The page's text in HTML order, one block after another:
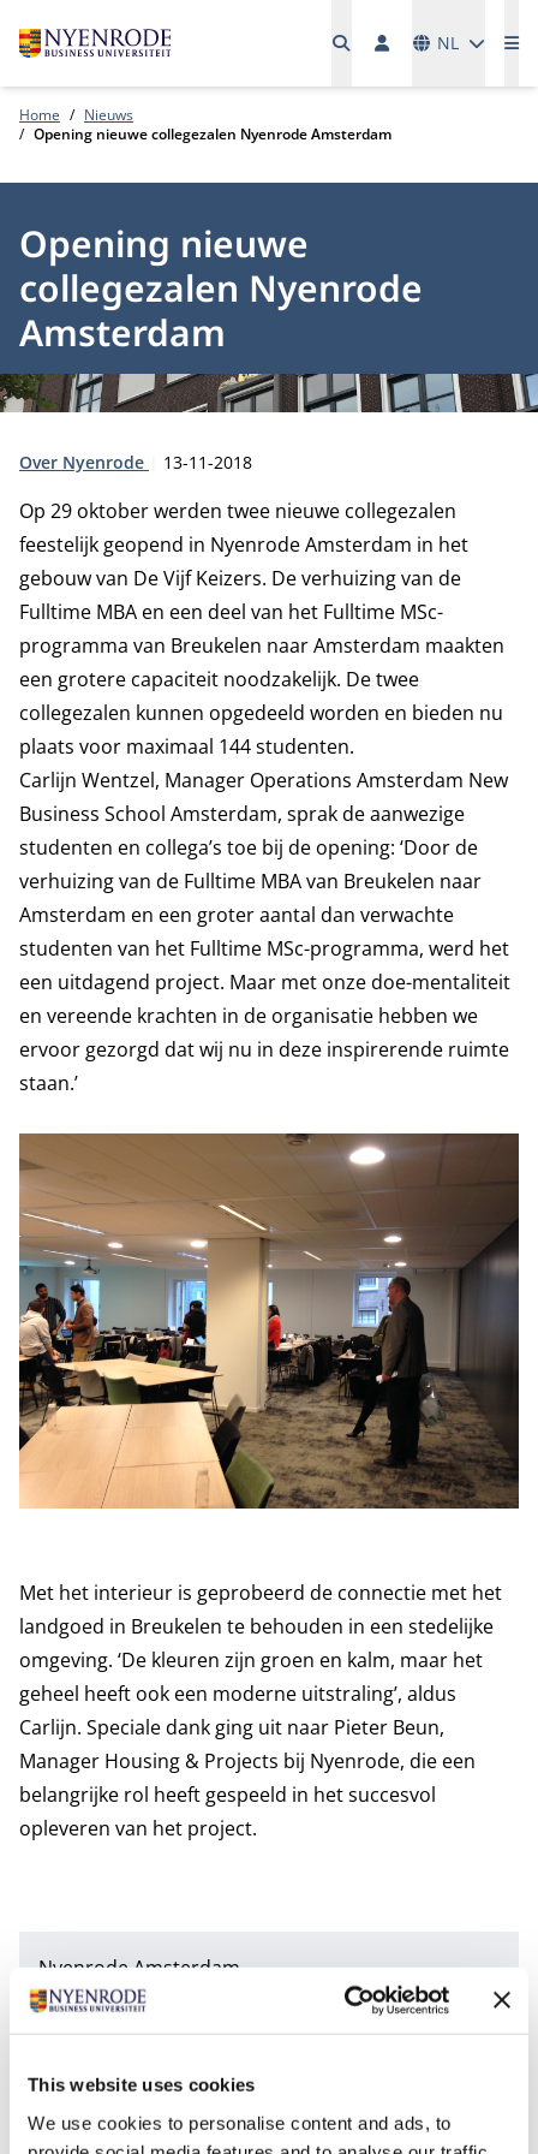
This website uses cookies
We use cookies to personalise content and ads, to
NL
Home
Nieuws
Opening nieuwe collegezalen Nyenrode Amsterdam
Opening nieuwe
collegezalen Nyenrode
Amsterdam
Type:
Over Nyenrode Publicatiedatum:
13-11-2018
Op 29 oktober werden twee nieuwe collegezalen
feestelijk geopend in Nyenrode Amsterdam in het
gebouw van De Vijf Keizers. De verhuizing van de
Fulltime MBA en een deel van het Fulltime MSc-
programma van Breukelen naar Amsterdam maakten
een grotere capaciteit noodzakelijk. De twee
collegezalen kunnen opgedeeld worden en bieden nu
plaats voor maximaal 144 studenten.
Carlijn Wentzel, Manager Operations Amsterdam New
Business School Amsterdam, sprak de aanwezige
studenten en collega’s toe bij de opening: ‘Door de
verhuizing van de Fulltime MBA van Breukelen naar
Amsterdam en een groter aantal dan verwachte
studenten van het Fulltime MSc-programma, werd het
een uitdagend project. Maar met onze doe-mentaliteit
en vereende krachten in de organisatie hebben we
ervoor gezorgd dat wij nu in deze inspirerende ruimte
staan.’
Met het interieur is geprobeerd de connectie met het
landgoed in Breukelen te behouden in een stedelijke
omgeving. ‘De kleuren zijn groen en kalm, maar het
geheel heeft ook een moderne uitstraling’, aldus
Carlijn. Speciale dank ging uit naar Pieter Beun,
Manager Housing & Projects bij Nyenrode, die een
belangrijke rol heeft gespeeld in het succesvol
opleveren van het project.
Nyenrode Amsterdam
Wil je studeren in hartje Amsterdam en heb jij de
ambitie om een leidende rol te spelen in het
Nyenrode, die worden aangeboden op de